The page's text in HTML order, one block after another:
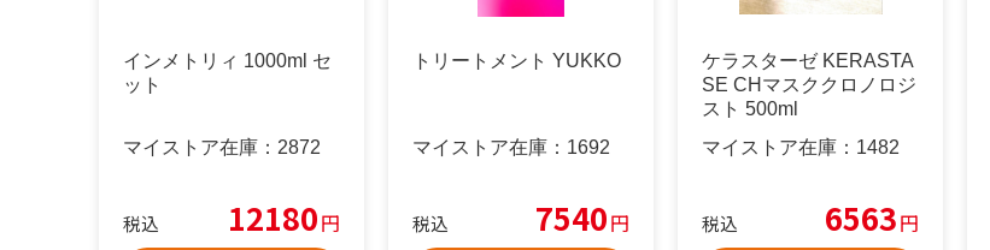
インメトリィ 1000ml セ
ット
マイストア在庫： 2872
税込 12180円
トリートメント YUKKO
マイストア在庫： 1692
税込 7540円
ケラスターゼ KERASTA
SE CHマスククロノロジ
スト 500ml
マイストア在庫： 1482
税込 6563円